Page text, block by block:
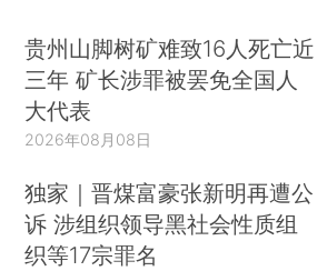
贵州山脚树矿难致16人死亡近
三年 矿长涉罪被罢免全国人
大代表
2026年08月08日
独家｜晋煤富豪张新明再遭公
诉 涉组织领导黑社会性质组
织等17宗罪名